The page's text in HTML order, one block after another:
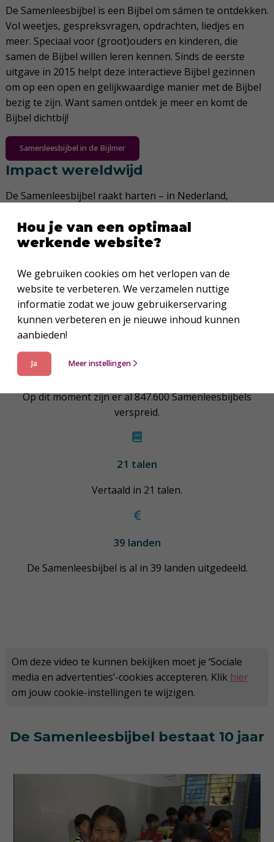
De Samenleesbijbel is een Bijbel om sámen te ontdekken.
Vol weetjes, gespreksvragen, opdrachten, liedjes en
meer. Speciaal voor (groot)ouders en kinderen, die
samen de Bijbel willen leren kennen. Sinds de eerste
uitgave in 2015 helpt deze interactieve Bijbel gezinnen
om op een open en gelijkwaardige manier met de Bijbel
bezig te zijn. Want samen ontdek je meer en komt de
Bijbel dichtbij!
Samenleesbijbel in de Bijlmer
Impact wereldwijd
De Samenleesbijbel raakt harten – in Nederland,
gezinnen, kerken en scholen in Nederland en Vlaanderen
gebruiken inmiddels de Samenleesbijbel. Wereldwijd zijn
met de Bijbel. Gods woord maakt het verschil in gezinnen
overal ter wereld, wat een impact!
847.600 Samenleesbijbels
Op dit moment zijn er al 847.600 Samenleesbijbels
verspreid.
21 talen
Vertaald in 21 talen.
39 landen
De Samenleesbijbel is al in 39 landen uitgedeeld.
Om deze video te kunnen bekijken moet je ‘Sociale
media en advertenties’-cookies accepteren. Klik hier
om jouw cookie-instellingen te wijzigen.
De Samenleesbijbel bestaat 10 jaar
Hou je van een optimaal
werkende website?
We gebruiken cookies om het verlopen van de
website te verbeteren. We verzamelen nuttige
informatie zodat we jouw gebruikerservaring
kunnen verbeteren en je nieuwe inhoud kunnen
aanbieden!
Ja Meer instellingen